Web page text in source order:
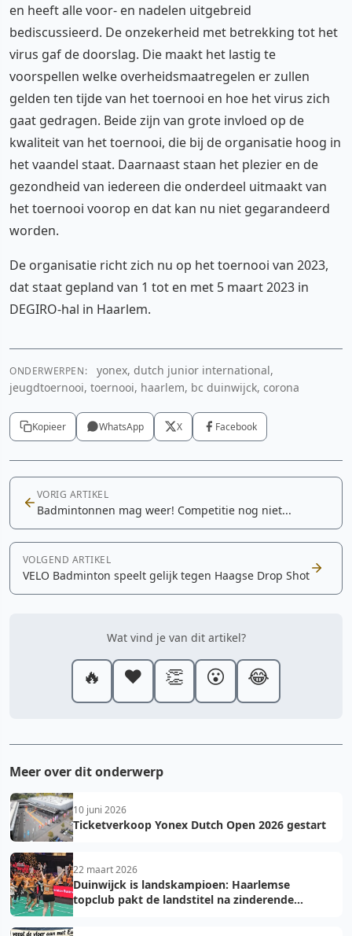
en heeft alle voor- en nadelen uitgebreid
bediscussieerd. De onzekerheid met betrekking tot het
virus gaf de doorslag. Die maakt het lastig te
voorspellen welke overheidsmaatregelen er zullen
gelden ten tijde van het toernooi en hoe het virus zich
gaat gedragen. Beide zijn van grote invloed op de
kwaliteit van het toernooi, die bij de organisatie hoog in
het vaandel staat. Daarnaast staan het plezier en de
gezondheid van iedereen die onderdeel uitmaakt van
het toernooi voorop en dat kan nu niet gegarandeerd
worden.
De organisatie richt zich nu op het toernooi van 2023,
dat staat gepland van 1 tot en met 5 maart 2023 in
DEGIRO-hal in Haarlem.
ONDERWERPEN:
yonex, dutch junior international,
jeugdtoernooi, toernooi, haarlem, bc duinwijck, corona
Kopieer WhatsApp X Facebook
VORIG ARTIKEL
Badmintonnen mag weer! Competitie nog niet...
VOLGEND ARTIKEL
VELO Badminton speelt gelijk tegen Haagse Drop Shot
Wat vind je van dit artikel?
🔥 ❤️ 👏 😮 😂
Meer over dit onderwerp
10 juni 2026
Ticketverkoop Yonex Dutch Open 2026 gestart
22 maart 2026
Duinwijck is landskampioen: Haarlemse
topclub pakt de landstitel na zinderende